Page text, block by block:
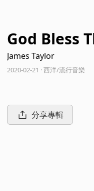
God Bless
James Taylor
2020-02-21 · 西洋/流行音樂
分享專輯